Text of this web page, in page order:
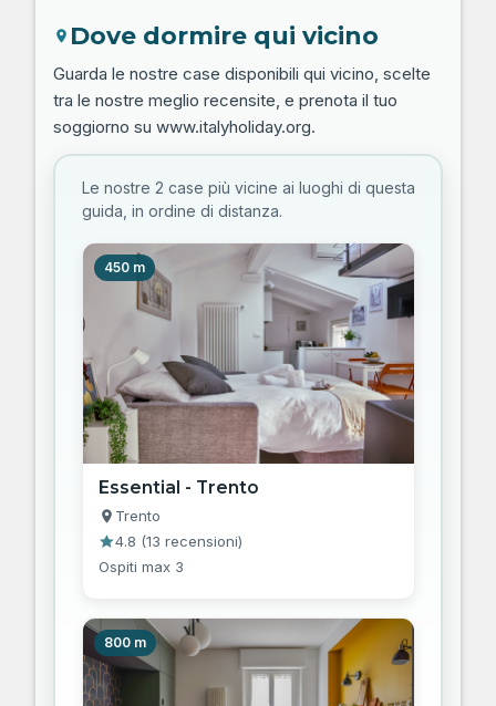
Dove dormire qui vicino
Guarda le nostre case disponibili qui vicino, scelte
tra le nostre meglio recensite, e prenota il tuo
soggiorno su www.italyholiday.org.
Le nostre 2 case più vicine ai luoghi di questa
guida, in ordine di distanza.
450 m
Essential - Trento
Trento
4.8 (13 recensioni)
Ospiti max 3
800 m